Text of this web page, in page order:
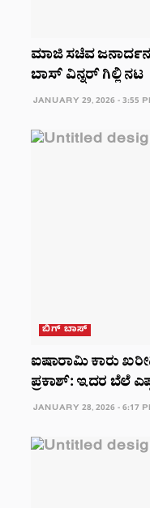
ಮಾಜಿ ಸಚಿವ
ಬಾಸ್ ವಿನ್ನರ್ ಗಿಲ್ಲಿ ನಟ
JANUARY 29, 2026 - 3:55
ಬಿಗ್ ಬಾಸ್
ಐಷಾರಾಮಿ ಕಾರು
ಪ್ರಕಾಶ್‌: ಇದರ ಬೆಲೆ
JANUARY 28, 2026 - 6:17